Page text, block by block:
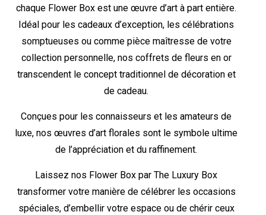
chaque Flower Box est une œuvre d’art à part entière.
Idéal pour les cadeaux d’exception, les célébrations
somptueuses ou comme pièce maîtresse de votre
collection personnelle, nos coffrets de fleurs en or
transcendent le concept traditionnel de décoration et
de cadeau.
Conçues pour les connaisseurs et les amateurs de
luxe, nos œuvres d’art florales sont le symbole ultime
de l’appréciation et du raffinement.
Laissez nos Flower Box par The Luxury Box
transformer votre manière de célébrer les occasions
spéciales, d’embellir votre espace ou de chérir ceux